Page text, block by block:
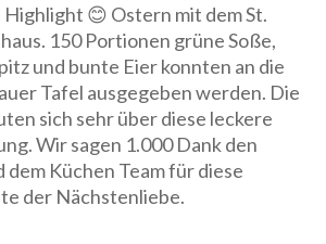
Highlight 😊 Ostern mit dem St.
150 Portionen grüne Soße,
und bunte Eier konnten an die
Tafel ausgegeben werden. Die
sich sehr über diese leckere
Wir sagen 1.000 Dank den
Küchen Team für diese
der Nächstenliebe.